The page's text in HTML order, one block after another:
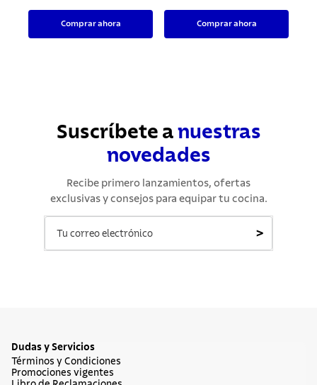
Comprar ahora Comprar ahora
Suscríbete a nuestras
novedades
Recibe primero lanzamientos, ofertas
exclusivas y consejos para equipar tu cocina.
>
Dudas y Servicios
Términos y Condiciones
Promociones vigentes